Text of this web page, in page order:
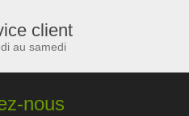
client
au samedi
nous